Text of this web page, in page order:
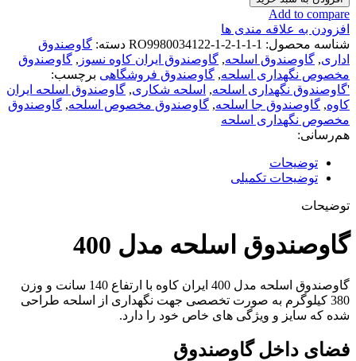
Add to compare
افزودن به علاقه مندی ها
شناسه محصول: RO9980034122-1-2-1-1-1 دسته: گاوصندوق
اداری, گاوصندوق اسلحه, گاوصندوق ایران کاوه نسوز , گاوصندوق
مخصوص نگهداری اسلحه, گاوصندوق فروشگاهی برچسب:
'گاوصندوق نگهداری اسلحه, اسلحه شکاری, گاوصندوق اسلحه ایران
کاوه, گاوصندوق جا اسلحه, گاوصندوق مخصوص اسلحه, گاوصندوق
مخصوص نگهداری اسلحه
هم‌رسانی:
توضیحات
توضیحات تکمیلی
توضیحات
گاوصندوق اسلحه مدل 400
گاوصندوق اسلحه مدل 400 ایران کاوه با ارتفاع 140 سانت و وزن
380 کیلوگرم به صورت تخصصی جهت نگهداری از اسلحه طراحی
شده که سایز و ویژگی های خاص خود را دارد.
فضای داخل گاوصندوق